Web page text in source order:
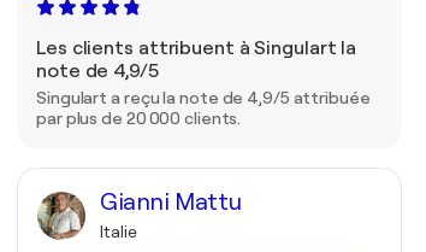
Les clients attribuent à Singulart la
note de 4,9/5
Singulart a reçu la note de 4,9/5 attribuée
par plus de 20 000 clients.
Gianni Mattu
Italie